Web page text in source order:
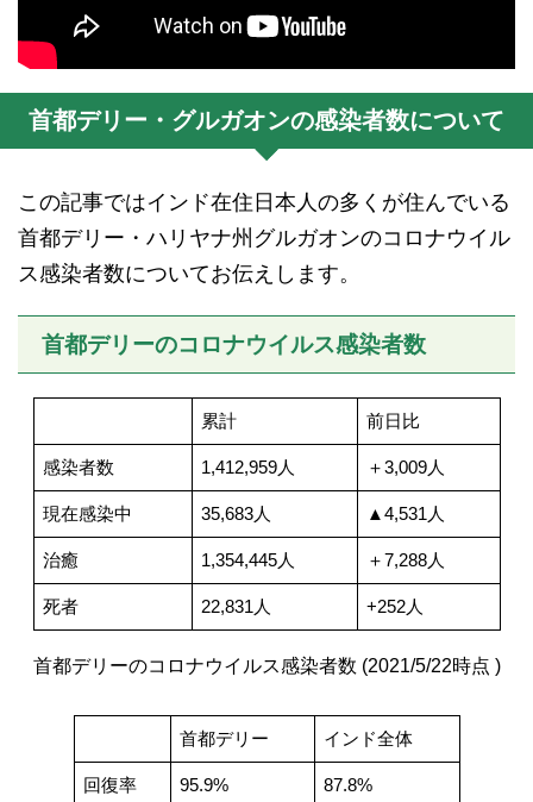
首都デリー・グルガオンの感染者数について
この記事ではインド在住日本人の多くが住んでいる
首都デリー・ハリヤナ州グルガオンのコロナウイル
ス感染者数についてお伝えします。
首都デリーのコロナウイルス感染者数
累計 前日比
感染者数 1,412,959人 ＋3,009人
現在感染中 35,683人 ▲4,531人
治癒 1,354,445人 ＋7,288人
死者 22,831人 +252人
首都デリーのコロナウイルス感染者数 (2021/5/22時点 )
首都デリー インド全体
回復率 95.9% 87.8%